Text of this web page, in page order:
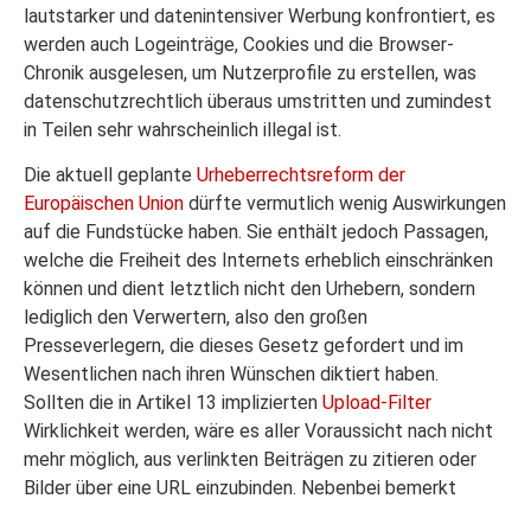
lautstarker und datenintensiver Werbung konfrontiert, es
werden auch Logeinträge, Cookies und die Browser-
Chronik ausgelesen, um Nutzerprofile zu erstellen, was
datenschutzrechtlich überaus umstritten und zumindest
in Teilen sehr wahrscheinlich illegal ist.
Die aktuell geplante Urheberrechtsreform der
Europäischen Union dürfte vermutlich wenig Auswirkungen
auf die Fundstücke haben. Sie enthält jedoch Passagen,
welche die Freiheit des Internets erheblich einschränken
können und dient letztlich nicht den Urhebern, sondern
lediglich den Verwertern, also den großen
Presseverlegern, die dieses Gesetz gefordert und im
Wesentlichen nach ihren Wünschen diktiert haben.
Sollten die in Artikel 13 implizierten Upload-Filter
Wirklichkeit werden, wäre es aller Voraussicht nach nicht
mehr möglich, aus verlinkten Beiträgen zu zitieren oder
Bilder über eine URL einzubinden. Nebenbei bemerkt